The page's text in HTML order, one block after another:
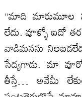
“మాది మారుమూల
లేదు. వూళ్ళో ఐదో
వాడిమనసు
సేద్యగాడు. మా
తీస్తే… అవేమీ